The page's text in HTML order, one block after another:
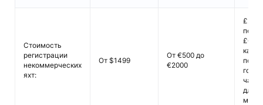
Стоимость
регистрации
некоммерческих
яхт:
От $1499
От €500 до
€2000
£650
год